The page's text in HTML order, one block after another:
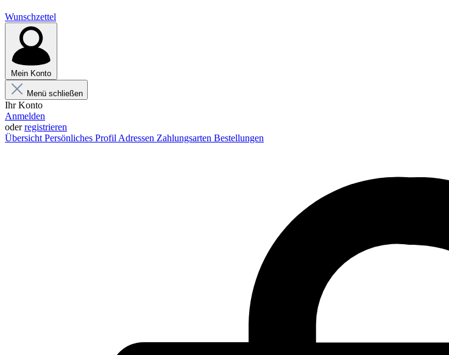
Wunschzettel
Mein Konto
Menü schließen
Ihr Konto
Anmelden
oderregistrieren
Übersicht Persönliches Profil Adressen Zahlungsarten Bestellungen